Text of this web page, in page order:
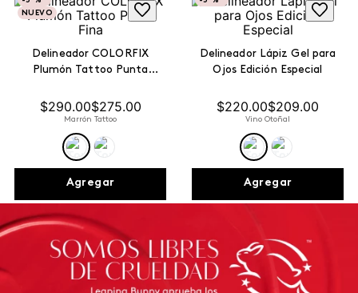
Delineador COLORFIX
Plumón Tattoo Punta
NUEVO
$290.00$275.00
Marrón Tattoo
Agregar
Delineador Lápiz Gel para
Ojos Edición Especial
$220.00$209.00
Vino Otoñal
Agregar